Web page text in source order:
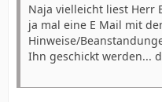
Naja vielleicht liest Herr
ja mal eine E Mail mit
Hinweise/
Ihn geschickt werden...